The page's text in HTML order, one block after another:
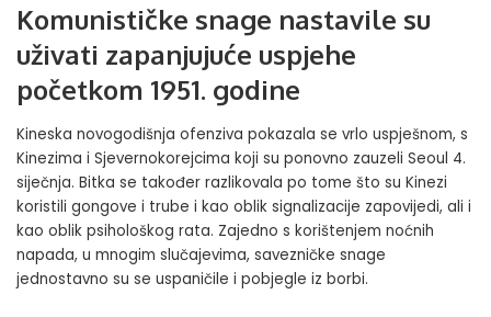
Komunističke snage nastavile su
uživati zapanjujuće uspjehe
početkom 1951. godine
Kineska novogodišnja ofenziva pokazala se vrlo uspješnom, s
Kinezima i Sjevernokorejcima koji su ponovno zauzeli Seoul 4.
siječnja. Bitka se također razlikovala po tome što su Kinezi
koristili gongove i trube i kao oblik signalizacije zapovijedi, ali i
kao oblik psihološkog rata. Zajedno s korištenjem noćnih
napada, u mnogim slučajevima, savezničke snage
jednostavno su se uspaničile i pobjegle iz borbi.